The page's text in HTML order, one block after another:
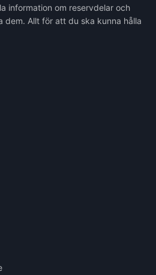
information om reservdelar och
dem. Allt för att du ska kunna hålla